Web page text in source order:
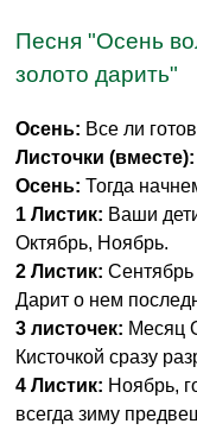
Песня "Осень
золото дарить"
Осень: Все ли
Листочки (вместе):
Осень: Тогда
1 Листик: Ваши
Октябрь, Ноябрь.
2 Листик: Сентябрь
Дарит о нем
3 листочек: Месяц
Кисточкой сразу
4 Листик: Ноябрь,
всегда зиму